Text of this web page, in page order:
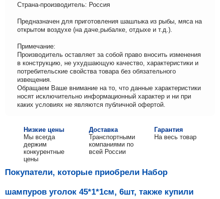
Страна-производитель: Россия
Предназначен для приготовления шашлыка из рыбы, мяса на
открытом воздухе (на даче,рыбалке, отдыхе и т.д.).
Примечание:
Производитель оставляет за собой право вносить изменения
в конструкцию, не ухудшающую качество, характеристики и
потребительские свойства товара без обязательного
извещения.
Обращаем Ваше внимание на то, что данные характеристики
носят исключительно информационный характер и ни при
каких условиях не являются публичной офертой.
Низкие цены
Мы всегда
держим
конкурентные
цены
Доставка
Транспортными
компаниями по
всей России
Гарантия
На весь товар
Покупатели, которые приобрели Набор
шампуров уголок 45*1*1см, 6шт, также купили